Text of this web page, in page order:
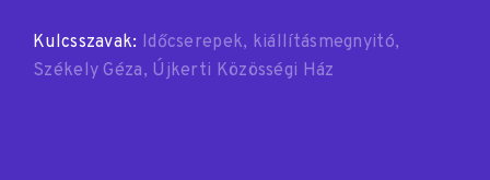
Kulcsszavak: Időcserepek kiállításmegnyitó
Székely Géza Újkerti Közösségi Ház